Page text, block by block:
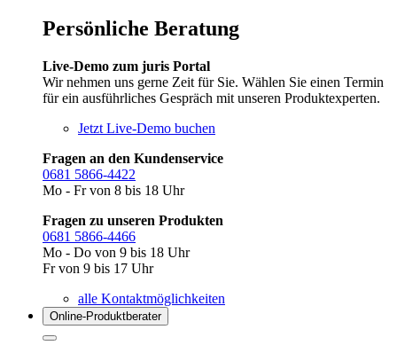
Persönliche Beratung
Live-Demo zum juris Portal
Wir nehmen uns gerne Zeit für Sie. Wählen Sie einen Termin
für ein ausführliches Gespräch mit unseren Produktexperten.
Jetzt Live-Demo buchen
Fragen an den Kundenservice
0681 5866-4422
Mo - Fr von 8 bis 18 Uhr
Fragen zu unseren Produkten
0681 5866-4466
Mo - Do von 9 bis 18 Uhr
Fr von 9 bis 17 Uhr
alle Kontaktmöglichkeiten
Online-Produkt­berater